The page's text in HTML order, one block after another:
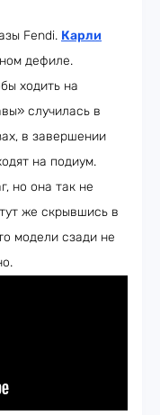
Fendi. Карли
дефиле.
ходить на
случилась в
в завершении
на подиум.
но она так не
же скрывшись в
модели сзади не